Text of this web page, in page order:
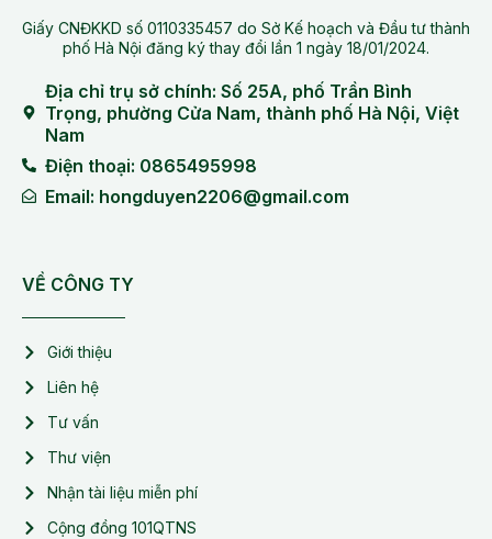
Giấy CNĐKKD số 0110335457 do Sở Kế hoạch và Đầu tư thành
phố Hà Nội đăng ký thay đổi lần 1 ngày 18/01/2024.
Địa chỉ trụ sở chính: Số 25A, phố Trần Bình
Trọng, phường Cửa Nam, thành phố Hà Nội, Việt
Nam
Điện thoại: 0865495998
Email: hongduyen2206@gmail.com
VỀ CÔNG TY
Giới thiệu
Liên hệ
Tư vấn
Thư viện
Nhận tài liệu miễn phí
Cộng đồng 101QTNS